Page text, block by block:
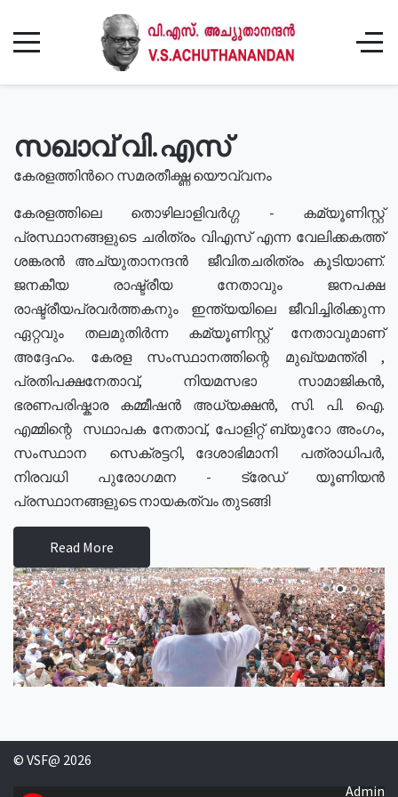
സഖാവ് വി.എസ്
കേരളത്തിൻറെ സമരതീക്ഷ്ണ യൌവ്വനം
കേരളത്തിലെ തൊഴിലാളിവർഗ്ഗ - കമ്യൂണിസ്റ്റ്
പ്രസ്ഥാനങ്ങളുടെ ചരിത്രം വിഎസ് എന്ന വേലിക്കകത്ത്
ശങ്കരൻ അച്യുതാനന്ദൻ ജീവിതചരിത്രം കൂടിയാണ്.
ജനകീയ രാഷ്ട്രീയ നേതാവും ജനപക്ഷ
രാഷ്ട്രീയപ്രവർത്തകനും ഇന്ത്യയിലെ ജീവിച്ചിരിക്കുന്ന
ഏറ്റവും തലമുതിർന്ന കമ്യൂണിസ്റ്റ് നേതാവുമാണ്
അദ്ദേഹം. കേരള സംസ്ഥാനത്തിന്റെ മുഖ്യമന്ത്രി ,
പ്രതിപക്ഷനേതാവ്, നിയമസഭാ സാമാജികൻ,
ഭരണപരിഷ്കാര കമ്മീഷൻ അധ്യക്ഷൻ, സി. പി. ഐ.
എമ്മിന്റെ സഥാപക നേതാവ്, പോളിറ്റ് ബ്യുറോ അംഗം,
സംസ്ഥാന സെക്രട്ടറി, ദേശാഭിമാനി പത്രാധിപർ,
നിരവധി പുരോഗമന - ട്രേഡ് യൂണിയൻ
പ്രസ്ഥാനങ്ങളുടെ നായകത്വം തുടങ്ങി
Read More
© VSF@ 2026
Admin